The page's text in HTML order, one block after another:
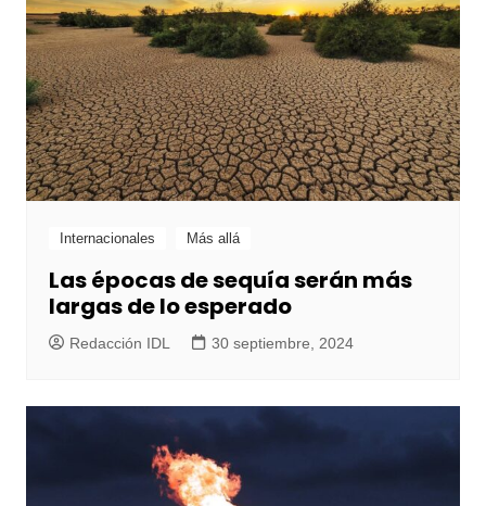
Internacionales Más allá
Las épocas de sequía serán más
largas de lo esperado
Redacción IDL 30 septiembre, 2024